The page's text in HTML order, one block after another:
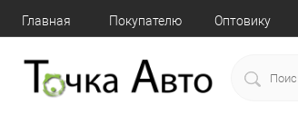
Главная Покупателю Оптовику